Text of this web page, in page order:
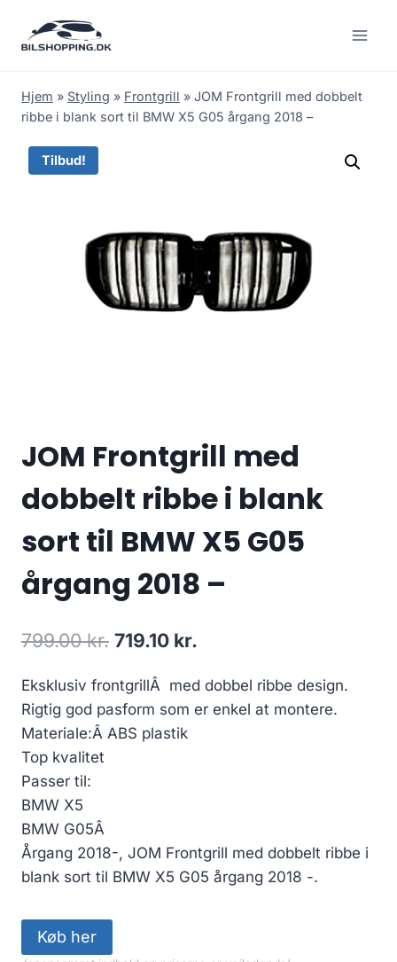
Hjem » Styling » Frontgrill » JOM Frontgrill med dobbelt
ribbe i blank sort til BMW X5 G05 årgang 2018 –
Tilbud!
JOM Frontgrill med
dobbelt ribbe i blank
sort til BMW X5 G05
årgang 2018 –
799.00kr. Den
pris
var:
719.10 kr.
pris
Eksklusiv frontgrillÂ med dobbel ribbe design.
Rigtig god pasform som er enkel at montere.
Materiale:Â ABS plastik
Top kvalitet
Passer til:
BMW X5
BMW G05Â
Årgang 2018-, JOM Frontgrill med dobbelt ribbe i
blank sort til BMW X5 G05 årgang 2018 -.
Køb her